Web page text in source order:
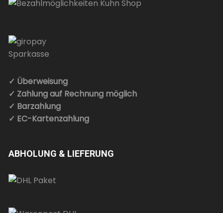
✓ Überweisung
✓ Zahlung auf Rechnung möglich
✓ Barzahlung
✓ EC-Kartenzahlung
ABHOLUNG & LIEFERUNG